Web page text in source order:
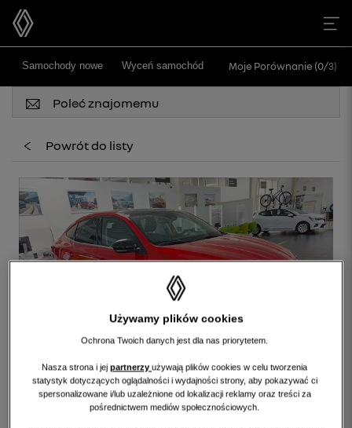
Samochody nowe Wyceń samochód Moje Porównanie (0/3)
Powrót do listy
Poleć znajomemu
Używamy plików cookies
Ochrona Twoich danych jest dla nas priorytetem.
Nasza strona i jej partnerzy używają plików cookies w celu tworzenia
statystyk dotyczących oglądalności i wydajności strony, aby pokazywać ci
spersonalizowane i/lub uzależnione od lokalizacji reklamy oraz treści za
pośrednictwem mediów społecznościowych.